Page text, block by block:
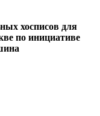
хосписов для
по инициативе